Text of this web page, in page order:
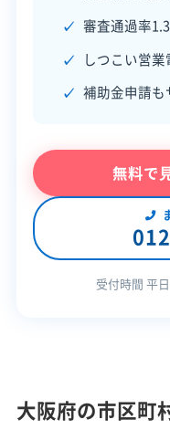
ク管理
顧客対
応・サー
ビス
自社
建設
建物構造
審査通過率
しつこい営業
補助金申請
無料で
受付時間 平
大阪府の市区町